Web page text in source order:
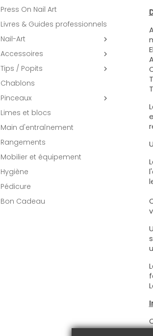
Press On Nail Art
Livres & Guides professionnels
Nail-Art

Accessoires 
Tips / Popits 
Chablons
Pinceaux

Limes et blocs
Main d'entraînement
Rangements
Mobilier et équipement
Hygiène
Pédicure
Bon Cadeau